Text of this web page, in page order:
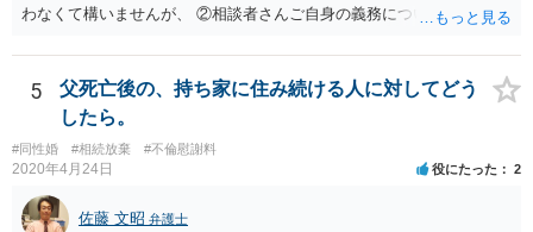
わなくて構いませんが、 ②相談者さんご自身の義務については、契約
いないので何とも言えません。 そもそも、何の義務も負わないなら、
印鑑証明まで用意して推定相続人にサインさせる意味もないような気
がします。 もし何らかの義務を相続放棄しても負う内容だと困ります
ので、契約書の文面を持って、弁護士に相談に行かれることをお勧め
します。
5
父死亡後の、持ち家に住み続ける人に対してどう
したら。
#同性婚 #相続放棄 #不倫慰謝料
2020年4月24日 役にたった 2
佐藤 文昭 弁護士